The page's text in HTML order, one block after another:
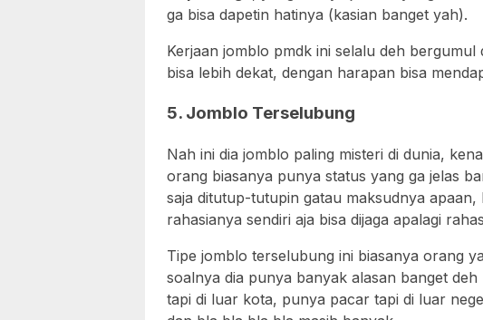
ga bisa dapetin hatinya (kasian banget yah).
Kerjaan jomblo pmdk ini selalu deh
bisa lebih dekat, dengan harapan bisa
5. Jomblo Terselubung
Nah ini dia jomblo paling misteri di dunia,
orang biasanya punya status yang ga jelas
saja ditutup-tutupin gatau maksudnya
rahasianya sendiri aja bisa dijaga apalagi
Tipe jomblo terselubung ini biasanya orang
soalnya dia punya banyak alasan banget
tapi di luar kota, punya pacar tapi di luar